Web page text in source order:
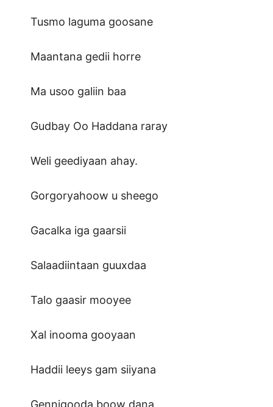
Tusmo laguma goosane
Maantana gedii horre
Ma usoo galiin baa
Gudbay Oo Haddana raray
Weli geediyaan ahay.
Gorgoryahoow u sheego
Gacalka iga gaarsii
Salaadiintaan guuxdaa
Talo gaasir mooyee
Xal inooma gooyaan
Haddii leeys gam siiyana
Gennigooda boow dana